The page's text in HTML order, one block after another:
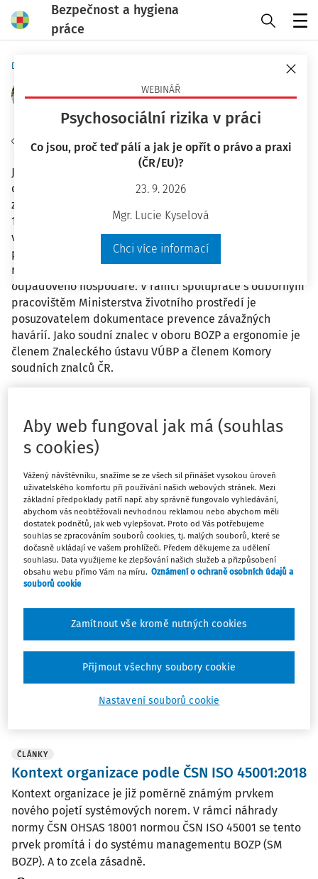
Bezpečnost a hygiena
práce
WEBINÁŘ
Psychosociální rizika v práci
Co jsou, proč teď pálí a jak je opřít o právo a praxi
(ČR/EU)?
23. 9. 2026
Mgr. Lucie Kyselová
Chci více informací
Domů
Ing. Jiří Tilhon, Ph.D. - strana 1
Sledovat autora
Jiří Tilhon pracuje ve VÚBP, v. v. i., na pozici vedoucího
oddělení zkušebnictví a certifikace (OS/NB 1024). Je
zároveň manažerem kvality zkušební laboratoře (ZL
1040) a manažerem kvality certifikačního orgánu pro
výrobky (COV 3068). Pro svého zaměstnavatele vykonává
povinnosti odborně způsobilé fyzické osoby v prevenci
rizik, odborně způsobilé osoby požární ochrany a
odpadového hospodáře. V rámci spolupráce s odborným
pracovištěm Ministerstva životního prostředí je
posuzovatelem dokumentace prevence závažných
havárií. Jako soudní znalec v oboru BOZP a ergonomie je
členem Znaleckého ústavu VÚBP a členem Komory
soudních znalců ČR.
Počet vyhledaných dokumentů:
Řadit podle:
Nejnovější Nejstarší
ČLÁNKY
Koncept bezpečnostních pracovních karet
Předávání vhodných a ucelených informací o
postupu je základem systému BOZP. Bezpečnost práce je
neoddělitelnou součástí jakékoli vykonávané práce a
10. 10. 2019 / 19 minut čtení
ČLÁNKY
Kontext organizace podle ČSN ISO 45001:2018
Kontext organizace je již poměrně známým prvkem
nového pojetí systémových norem. V rámci náhrady
normy ČSN OHSAS 18001 normou ČSN ISO 45001 se tento
prvek promítá i do systému ma­nagementu BOZP (SM
BOZP). A to zcela zásadně.
Aby web fungoval jak má (souhlas
s cookies)
Vážený návštěvníku, snažíme se ze všech sil přinášet vysokou úroveň
uživatelského komfortu při používání našich webových stránek. Mezi
základní předpoklady patří např. aby správně fungovalo vyhledávání,
abychom vás neobtěžovali nevhodnou reklamou nebo abychom měli
dostatek podnětů, jak web vylepšovat. Proto od Vás potřebujeme
souhlas se zpracováním souborů cookies, tj. malých souborů, které se
dočasně ukládají ve vašem prohlížeči. Předem děkujeme za udělení
souhlasu. Data využijeme ke zlepšování našich služeb a přizpůsobení
obsahu webu přímo Vám na míru. Oznámení o ochraně osobních údajů a
souborů cookie
Nastavení souborů cookie
Zamítnout vše kromě nutných cookies
Přijmout všechny soubory cookie